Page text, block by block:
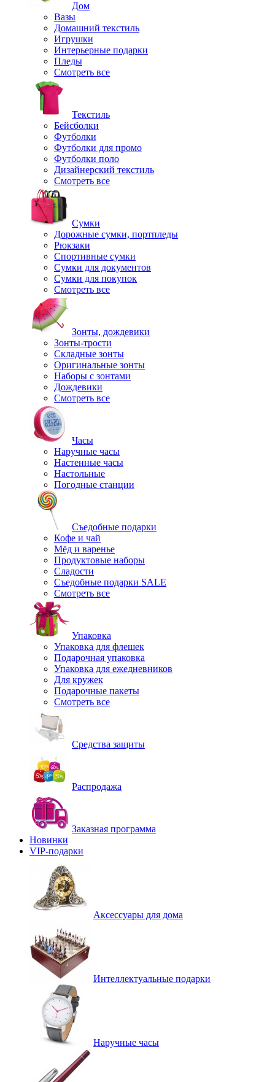
Дом
Вазы
Домашний текстиль
Игрушки
Интерьерные подарки
Пледы
Смотреть все
Текстиль
Бейсболки
Футболки
Футболки для промо
Футболки поло
Дизайнерский текстиль
Смотреть все
Сумки
Дорожные сумки, портпледы
Рюкзаки
Спортивные сумки
Сумки для документов
Сумки для покупок
Смотреть все
Зонты, дождевики
Зонты-трости
Складные зонты
Оригинальные зонты
Наборы с зонтами
Дождевики
Смотреть все
Часы
Наручные часы
Настенные часы
Настольные
Погодные станции
Съедобные подарки
Кофе и чай
Мёд и варенье
Продуктовые наборы
Сладости
Съедобные подарки SALE
Смотреть все
Упаковка
Упаковка для флешек
Подарочная упаковка
Упаковка для ежедневников
Для кружек
Подарочные пакеты
Смотреть все
Средства защиты
Распродажа
Заказная программа
Новинки
VIP-подарки
Аксессуары для дома
Интеллектуальные подарки
Наручные часы